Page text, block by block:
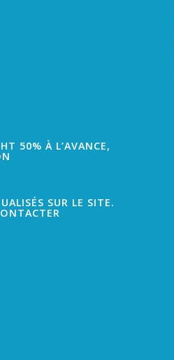
50% À L’AVANCE,
SUR LE SITE.